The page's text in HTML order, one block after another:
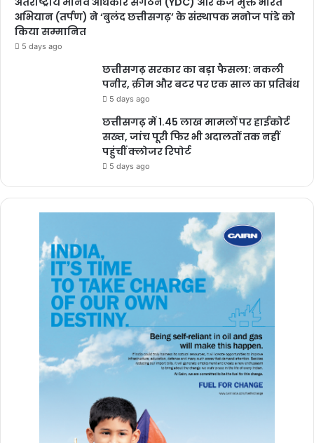
लाने और ट्रस्ट की विश्वसनीयता बढ़ाने के लिए नए कदम उठाए जा सकते हैं।
मामले की जांच रिपोर्ट आने के बाद आगे की कार्रवाई होने की संभावना है।
Buland Chhattisgarh
ram mandir ayodhya
अभियान (तर्पण) ने ‘बुलंद छत्तीसगढ़’ के संस्थापक मनोज पांडे को
किया सम्मानित
5 days ago
छत्तीसगढ़ सरकार का बड़ा फैसला: नकली
पनीर, क्रीम और बटर पर एक साल का प्रतिबंध
5 days ago
छत्तीसगढ़ में 1.45 लाख मामलों पर हाईकोर्ट
सख्त, जांच पूरी फिर भी अदालतों तक नहीं
पहुंचीं क्लोजर रिपोर्ट
5 days ago